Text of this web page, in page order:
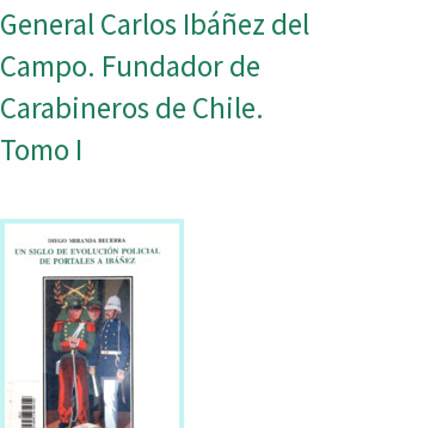
General Carlos Ibáñez del
Campo. Fundador de
Carabineros de Chile.
Tomo I